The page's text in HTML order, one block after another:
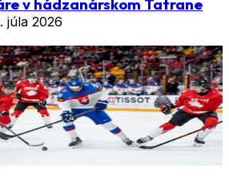
v hádzanárskom Tatrane
júla 2026